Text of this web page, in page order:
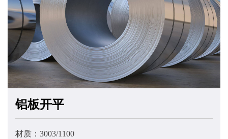
铝板开平
材质：3003/1100